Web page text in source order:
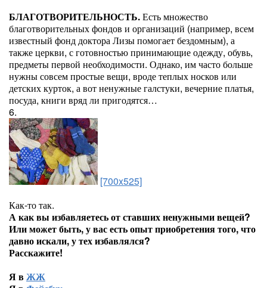
БЛАГОТВОРИТЕЛЬНОСТЬ.Есть множество
благотворительных фондов и организаций (например, всем
известный фонд доктора Лизы помогает бездомным), а
также церкви, с готовностью принимающие одежду, обувь,
предметы первой необходимости. Однако, им часто больше
нужны совсем простые вещи, вроде теплых носков или
детских курток, а вот ненужные галстуки, вечерние платья,
посуда, книги вряд ли пригодятся…
6.
[700x525]
Как-то так.
А как вы избавляетесь от ставших ненужными вещей?
Или может быть, у вас есть опыт приобретения того, что
давно искали, у тех избавлялся?
Расскажите!
Я вЖЖ